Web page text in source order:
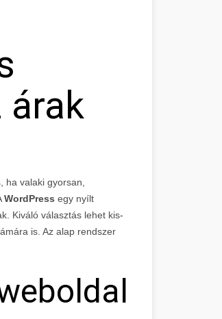
árak
ha valaki gyorsan,
WordPress egy nyílt
Kiváló választás lehet kis-
is. Az alap rendszer